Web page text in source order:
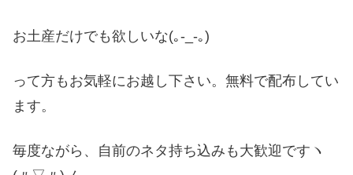
お土産だけでも欲しいな(｡-_-｡)
って方もお気軽にお越し下さい。無料で配布してい
ます。
毎度ながら、自前のネタ持ち込みも大歓迎ですヽ